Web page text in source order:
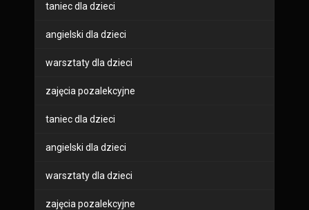
taniec dla dzieci
angielski dla dzieci
warsztaty dla dzieci
zajęcia pozalekcyjne
taniec dla dzieci
angielski dla dzieci
warsztaty dla dzieci
zajęcia pozalekcyjne